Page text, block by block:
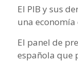
El PIB y sus
una economía
El panel de
española que